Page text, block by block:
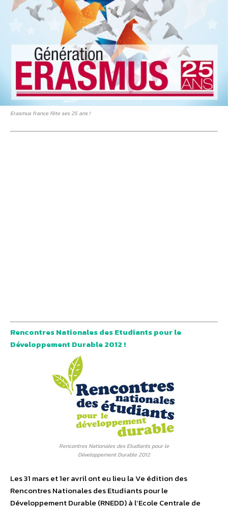
Erasmus france fête ses 25 ans !
Rencontres Nationales des Etudiants pour le
Développement Durable 2012 !
Rencontres Nationales des Etudiants pour le
Développement Durable 2012
Les 31 mars et 1er avril ont eu lieu la Ve édition des
Rencontres Nationales des Etudiants pour le
Développement Durable (RNEDD) à l’Ecole Centrale de